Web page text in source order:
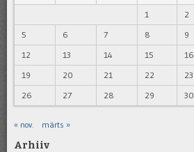
1
2
5
6 7 8 9
12
13 14 15 16
19
20 21 22 23
26
27 28 29 30
« nov. märts »
Arhiiv